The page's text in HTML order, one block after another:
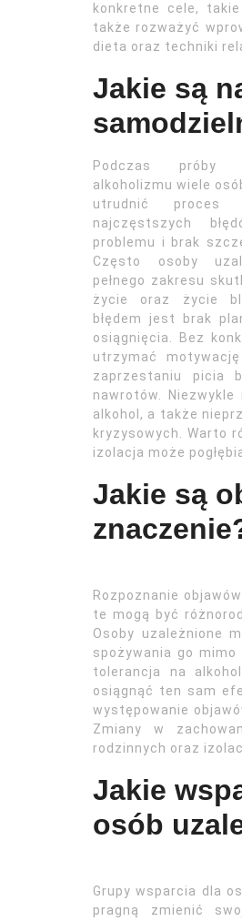
konkretne cele,
także rozważyć
dieta oraz techniki
Jakie są
Podczas próby
alkoholizmu wiele
utrudnić proces
najczęstszych
problemu i brak
Często osoby
pełnego zakresu
życie oraz życie
błędem jest brak
osiągnięcia. Bez
utrzymać
zaprzestaniu picia
nawrotów.
alkohol, a także
kryzysowych. Warto
izolacja może
Jakie są
Rozpoznanie
te mogą być
Osoby uzależnione
spożywania go
tolerancja na
osiągnąć ten sam
występowanie
Zmiany w
rodzinnych oraz
Jakie
osób
Grupy wsparcia dla
pragną zmienić